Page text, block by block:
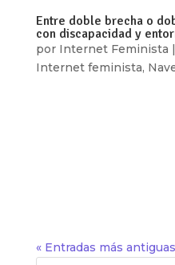
Entre doble brecha o
con discapacidad y
por Internet Feminista |
Internet feminista,
« Entradas más antiguas